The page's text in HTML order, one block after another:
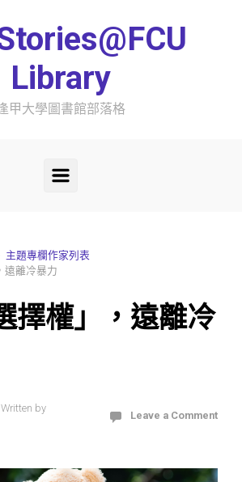
Library
甲大學圖書館部落格
主題專欄作家列表
遠離冷暴力
擇權」，遠離冷
Written by
Leave a Comment